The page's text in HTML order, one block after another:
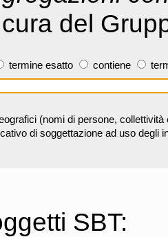
del
termine esatto contiene
(nomi di persone,
di soggettazione ad uso degli
SBT: